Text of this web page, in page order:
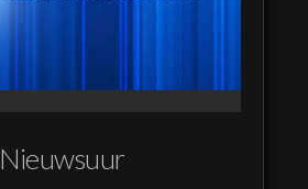
Nieuwsuur